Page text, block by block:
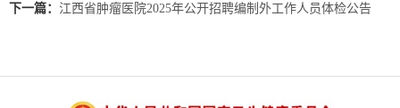
下一篇： 江西省肿瘤医院2025年公开招聘编制外工作人员体检公告